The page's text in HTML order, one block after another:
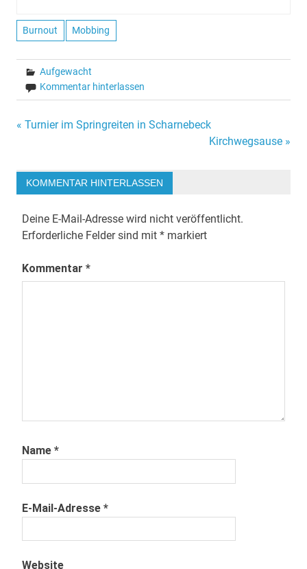
Burnout Mobbing
Aufgewacht
Kommentar hinterlassen
Beitragsnavigation
« Turnier im Springreiten in Scharnebeck
Kirchwegsause »
KOMMENTAR HINTERLASSEN
Deine E-Mail-Adresse wird nicht veröffentlicht.
Erforderliche Felder sind mit * markiert
Kommentar *
Name *
E-Mail-Adresse *
Website